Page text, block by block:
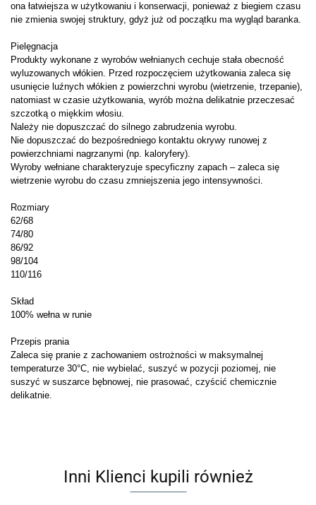
ona łatwiejsza w użytkowaniu i konserwacji, ponieważ z biegiem czasu
nie zmienia swojej struktury, gdyż już od początku ma wygląd baranka.
Pielęgnacja
Produkty wykonane z wyrobów wełnianych cechuje stała obecność
wyluzowanych włókien. Przed rozpoczęciem użytkowania zaleca się
usunięcie luźnych włókien z powierzchni wyrobu (wietrzenie, trzepanie),
natomiast w czasie użytkowania, wyrób można delikatnie przeczesać
szczotką o miękkim włosiu.
Należy nie dopuszczać do silnego zabrudzenia wyrobu.
Nie dopuszczać do bezpośredniego kontaktu okrywy runowej z
powierzchniami nagrzanymi (np. kaloryfery).
Wyroby wełniane charakteryzuje specyficzny zapach – zaleca się
wietrzenie wyrobu do czasu zmniejszenia jego intensywności.
Rozmiary
62/68
74/80
86/92
98/104
110/116
Skład
100% wełna w runie
Przepis prania
Zaleca się pranie z zachowaniem ostrożności w maksymalnej
temperaturze 30°C, nie wybielać, suszyć w pozycji poziomej, nie
suszyć w suszarce bębnowej, nie prasować, czyścić chemicznie
delikatnie.
Inni Klienci kupili również